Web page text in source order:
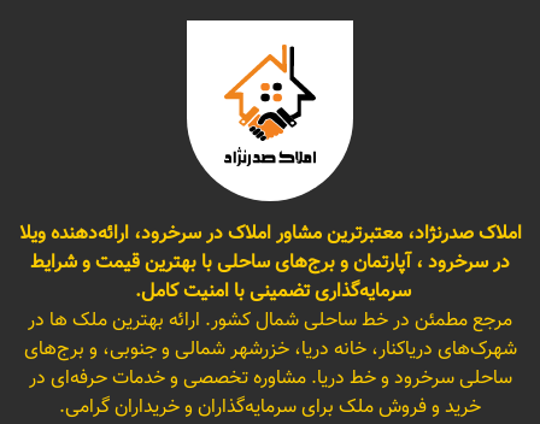
املاک صدرنژاد، معتبرترین مشاور املاک در سرخرود، ارائه‌دهنده ویلا
در سرخرود ، آپارتمان و برج‌های ساحلی با بهترین قیمت و شرایط
سرمایه‌گذاری تضمینی با امنیت کامل.
مرجع مطمئن در خط ساحلی شمال کشور. ارائه بهترین ملک ها در
شهرک‌های دریاکنار، خانه دریا، خزرشهر شمالی و جنوبی، و برج‌های
ساحلی سرخرود و خط دریا. مشاوره تخصصی و خدمات حرفه‌ای در
خرید و فروش ملک برای سرمایه‌گذاران و خریداران گرامی.